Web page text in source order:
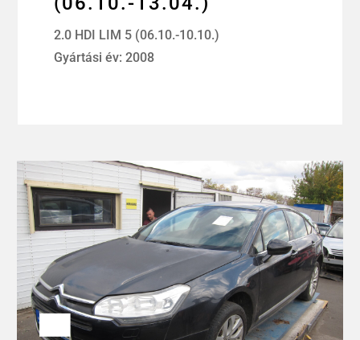
2.0 HDI LIM 5 (06.10.-10.10.)
Gyártási év: 2008